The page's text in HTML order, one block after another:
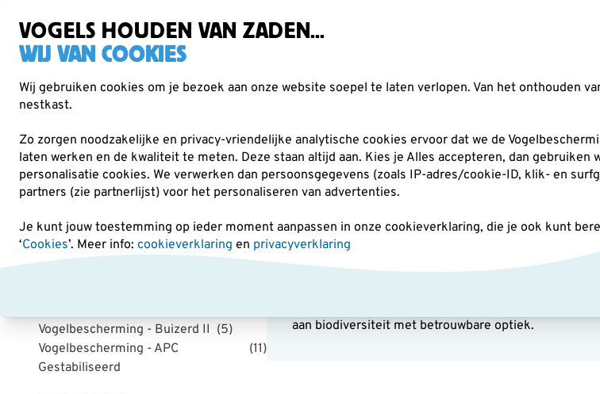
VOGELS HOUDEN VAN ZADEN...
WIJ VAN COOKIES
Wij gebruiken cookies om je bezoek aan onze website soepel te laten verlopen. Van het onthouden
nestkast.
Zo zorgen noodzakelijke en privacy-vriendelijke analytische cookies ervoor dat we de
laten werken en de kwaliteit te meten. Deze staan altijd aan. Kies je Alles accepteren, dan gebruiken
personalisatie cookies. We verwerken dan persoonsgegevens (zoals IP-adres/cookie-ID, klik- en
partners (zie partnerlijst) voor het personaliseren van advertenties.
Je kunt jouw toestemming op ieder moment aanpassen in onze cookieverklaring, die je ook kunt
‘Cookies’. Meer info: cookieverklaring en privacyverklaring
Verrekijkers Vogelvoer Voederhuisjes & -silo's Nestkasten Andere
Verrekijkers Vogelbescherming Optiek
Categorie
Vogelbescherming - Buizerd II (5)
Vogelbescherming - APC
Gestabiliseerd
(11)
Vogelbescherming Optiek
aan biodiversiteit met betrouwbare optiek.